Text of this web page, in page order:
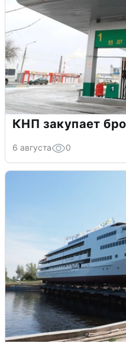
КНП закупает
6 августа 0